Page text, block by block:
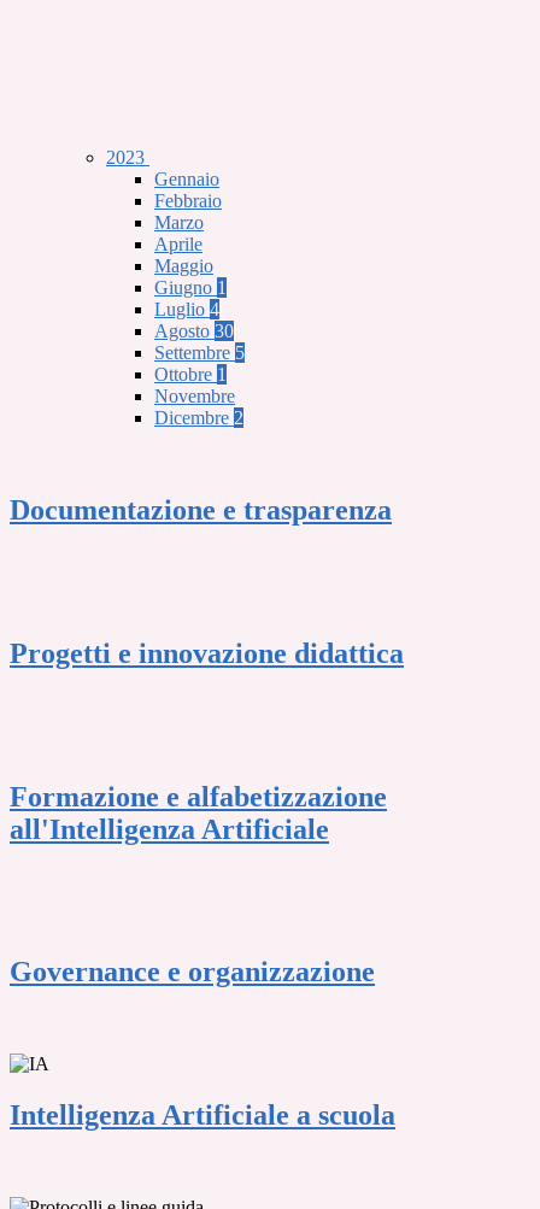
2023
Gennaio
Febbraio
Marzo
Aprile
Maggio
Giugno 1
Luglio 4
Agosto 30
Settembre 5
Ottobre 1
Novembre
Dicembre 2
Documentazione e trasparenza
Progetti e innovazione didattica
Formazione e alfabetizzazione
all'Intelligenza Artificiale
Governance e organizzazione
Intelligenza Artificiale a scuola